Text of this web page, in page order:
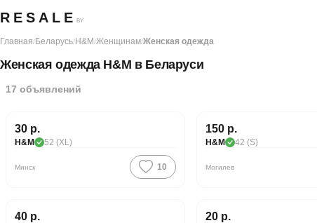
RESALE BY
Главная/Беларусь/H&M/Женщинам/Женская одежда
Женская одежда H&M в Беларуси
17 объявлений
30 р.
H&M 52 (XL)
Минск 10
150 р.
H&M 42 (S)
Могилев
40 р. 20 р.